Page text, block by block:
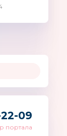
09
портала